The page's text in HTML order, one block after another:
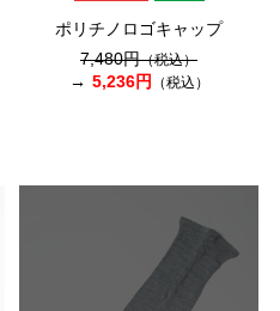
ポリチノロゴキャップ
7,480円（税込）
5,236円 （税込）